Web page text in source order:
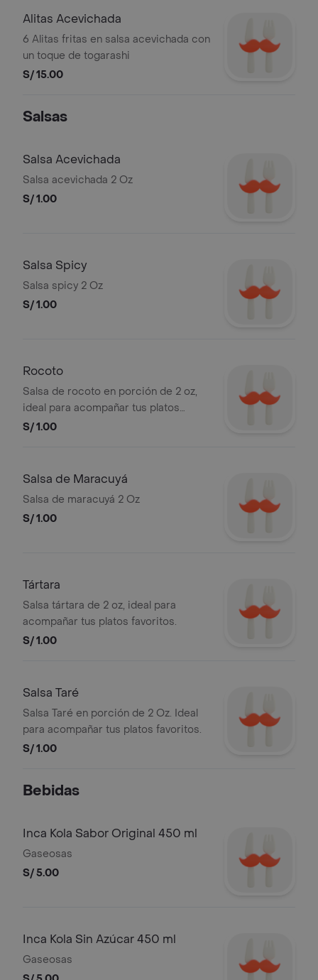
Alitas Acevichada
6 Alitas fritas en salsa acevichada con
un toque de togarashi
S/ 15.00
Salsas
Salsa Acevichada
Salsa acevichada 2 Oz
S/ 1.00
Salsa Spicy
Salsa spicy 2 Oz
S/ 1.00
Rocoto
Salsa de rocoto en porción de 2 oz,
ideal para acompañar tus platos
favoritos.
S/ 1.00
Salsa de Maracuyá
Salsa de maracuyá 2 Oz
S/ 1.00
Tártara
Salsa tártara de 2 oz, ideal para
acompañar tus platos favoritos.
S/ 1.00
Salsa Taré
Salsa Taré en porción de 2 Oz. Ideal
para acompañar tus platos favoritos.
S/ 1.00
Bebidas
Inca Kola Sabor Original 450 ml
Gaseosas
S/ 5.00
Inca Kola Sin Azúcar 450 ml
Gaseosas